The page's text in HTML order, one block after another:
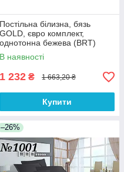
Постільна білизна, бязь
GOLD, євро комплект,
однотонна бежева (BRT)
В наявності
1 232 ₴ 1 663,20 ₴
Купити
–26%